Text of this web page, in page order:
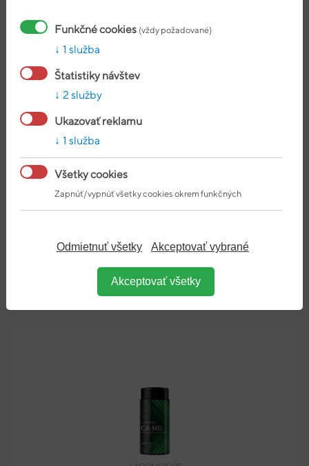
DORUČÍME DO 24 HODÍN
Funkčné cookies (vždy požadované)
1 služba
Štatistiky návštev
2 služby
Ukazovať reklamu
1 služba
Všetky cookies
Zapnúť/vypnúť všetky cookies okrem funkčných
Odmietnuť všetky Akceptovať vybrané
Akceptovať všetky